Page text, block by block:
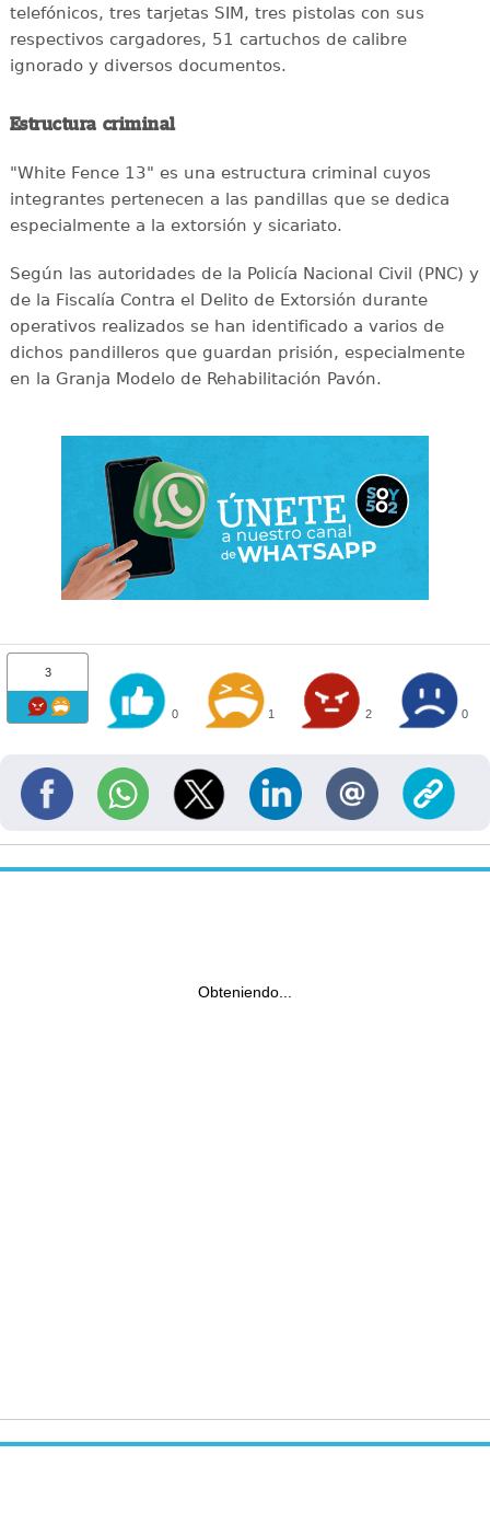
telefónicos, tres tarjetas SIM, tres pistolas con sus
respectivos cargadores, 51 cartuchos de calibre
ignorado y diversos documentos.
Estructura criminal
"White Fence 13" es una estructura criminal cuyos
integrantes pertenecen a las pandillas que se dedica
especialmente a la extorsión y sicariato.
Según las autoridades de la Policía Nacional Civil (PNC) y
de la Fiscalía Contra el Delito de Extorsión durante
operativos realizados se han identificado a varios de
dichos pandilleros que guardan prisión, especialmente
en la Granja Modelo de Rehabilitación Pavón.
3
0 1 2 0
Obteniendo...